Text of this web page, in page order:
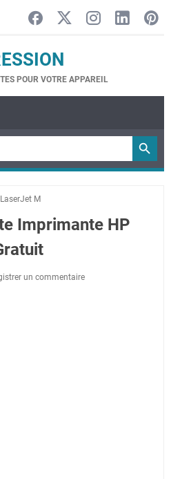
POUR VOTRE APPAREIL
M
Imprimante HP
un commentaire